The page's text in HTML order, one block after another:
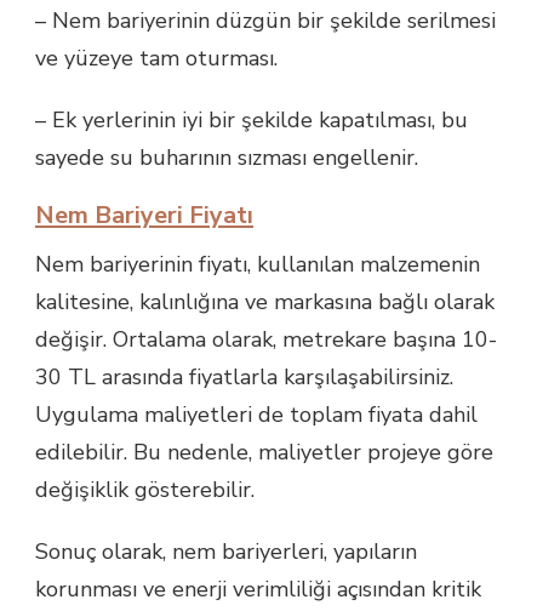
– Nem bariyerinin düzgün bir şekilde serilmesi
ve yüzeye tam oturması.
– Ek yerlerinin iyi bir şekilde kapatılması, bu
sayede su buharının sızması engellenir.
Nem Bariyeri Fiyatı
Nem bariyerinin fiyatı, kullanılan malzemenin
kalitesine, kalınlığına ve markasına bağlı olarak
değişir. Ortalama olarak, metrekare başına 10-
30 TL arasında fiyatlarla karşılaşabilirsiniz.
Uygulama maliyetleri de toplam fiyata dahil
edilebilir. Bu nedenle, maliyetler projeye göre
değişiklik gösterebilir.
Sonuç olarak, nem bariyerleri, yapıların
korunması ve enerji verimliliği açısından kritik